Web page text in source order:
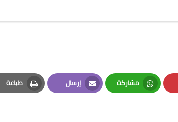
مشاركة
Whatsapp
إرسال
Email
طباعة
Print